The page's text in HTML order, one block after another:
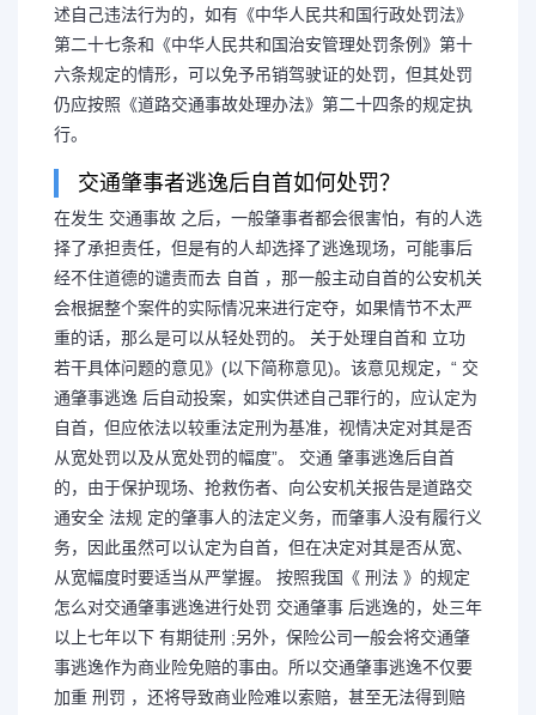
述自己违法行为的，如有《中华人民共和国行政处罚法》
第二十七条和《中华人民共和国治安管理处罚条例》第十
六条规定的情形，可以免予吊销驾驶证的处罚，但其处罚
仍应按照《道路交通事故处理办法》第二十四条的规定执
行。
交通肇事者逃逸后自首如何处罚？
在发生 交通事故 之后，一般肇事者都会很害怕，有的人选
择了承担责任，但是有的人却选择了逃逸现场，可能事后
经不住道德的谴责而去 自首 ，那一般主动自首的公安机关
会根据整个案件的实际情况来进行定夺，如果情节不太严
重的话，那么是可以从轻处罚的。 关于处理自首和 立功
若干具体问题的意见》(以下简称意见)。该意见规定，“ 交
通肇事逃逸 后自动投案，如实供述自己罪行的，应认定为
自首，但应依法以较重法定刑为基准，视情决定对其是否
从宽处罚以及从宽处罚的幅度”。 交通 肇事逃逸后自首
的，由于保护现场、抢救伤者、向公安机关报告是道路交
通安全 法规 定的肇事人的法定义务，而肇事人没有履行义
务，因此虽然可以认定为自首，但在决定对其是否从宽、
从宽幅度时要适当从严掌握。 按照我国《 刑法 》的规定
怎么对交通肇事逃逸进行处罚 交通肇事 后逃逸的，处三年
以上七年以下 有期徒刑 ;另外，保险公司一般会将交通肇
事逃逸作为商业险免赔的事由。所以交通肇事逃逸不仅要
加重 刑罚 ，还将导致商业险难以索赔，甚至无法得到赔